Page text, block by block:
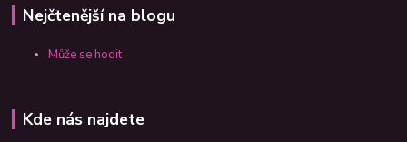
Nejčtenější na blogu
Může se hodit
Kde nás najdete